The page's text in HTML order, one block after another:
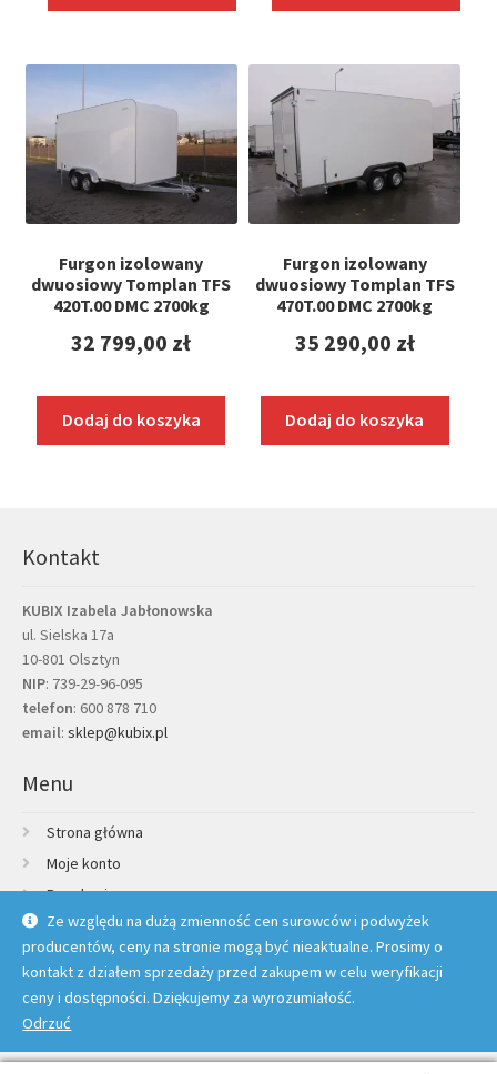
Ze względu na dużą zmienność cen surowców i podwyżek
producentów, ceny na stronie mogą być nieaktualne. Prosimy o
kontakt z działem sprzedaży przed zakupem w celu weryfikacji
ceny i dostępności. Dziękujemy za wyrozumiałość.
Odrzuć
Furgon izolowany
dwuosiowy Tomplan TFS
420T.00 DMC 2700kg
32 799,00 zł
Dodaj do koszyka
Furgon izolowany
dwuosiowy Tomplan TFS
470T.00 DMC 2700kg
35 290,00 zł
Dodaj do koszyka
Kontakt
KUBIX Izabela Jabłonowska
ul. Sielska 17a
10-801 Olsztyn
NIP: 739-29-96-095
telefon: 600 878 710
email: sklep@kubix.pl
Menu
Strona główna
Moje konto
Regulamin
Polityka prywatności
Credit Agricole Raty
Kontakt